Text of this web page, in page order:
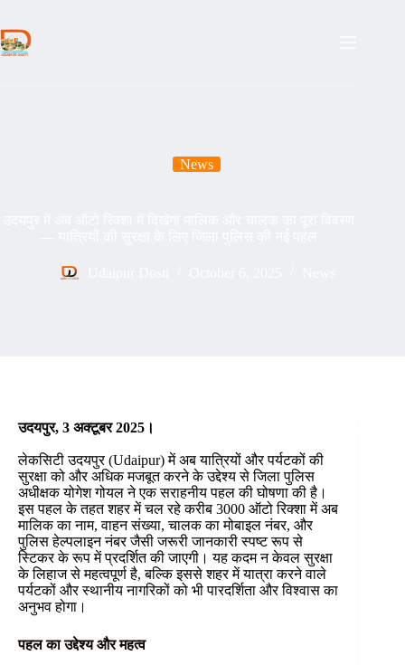
content
News
उदयपुर, 3 अक्टूबर 2025।
लेकसिटी उदयपुर (Udaipur) में अब यात्रियों और पर्यटकों की
सुरक्षा को और अधिक मजबूत करने के उद्देश्य से जिला पुलिस
अधीक्षक योगेश गोयल ने एक सराहनीय पहल की घोषणा की है।
इस पहल के तहत शहर में चल रहे करीब 3000 ऑटो रिक्शा में अब
मालिक का नाम, वाहन संख्या, चालक का मोबाइल नंबर, और
पुलिस हेल्पलाइन नंबर जैसी जरूरी जानकारी स्पष्ट रूप से
स्टिकर के रूप में प्रदर्शित की जाएगी। यह कदम न केवल सुरक्षा
के लिहाज से महत्वपूर्ण है, बल्कि इससे शहर में यात्रा करने वाले
पर्यटकों और स्थानीय नागरिकों को भी पारदर्शिता और विश्वास का
अनुभव होगा।
पहल का उद्देश्य और महत्व